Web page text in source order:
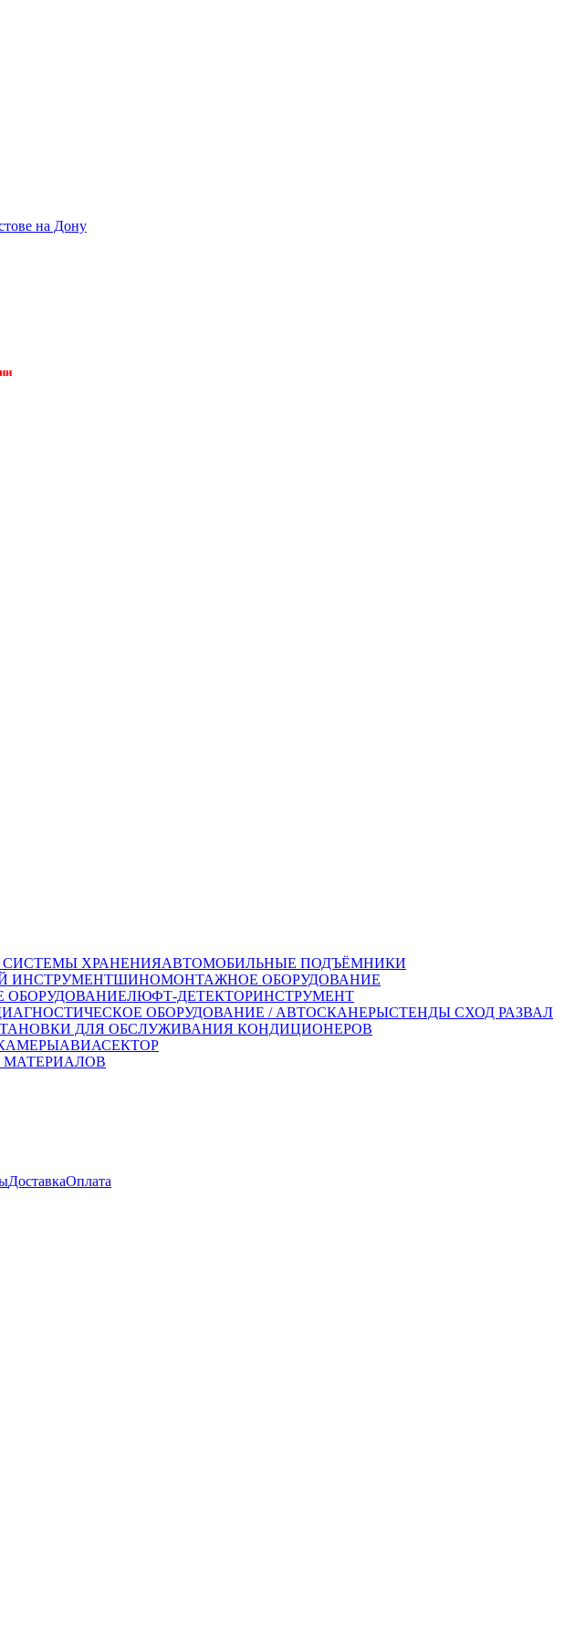
ХРАНЕНИЯАВТОМОБИЛЬНЫЕ ПОДЪЁМНИКИ
ИНСТРУМЕНТШИНОМОНТАЖНОЕ ОБОРУДОВАНИЕ
ОБОРУДОВАНИЕЛЮФТ-ДЕТЕКТОРИНСТРУМЕНТ
ОБОРУДОВАНИЕ / АВТОСКАНЕРЫСТЕНДЫ СХОД РАЗВАЛ
ДЛЯ ОБСЛУЖИВАНИЯ КОНДИЦИОНЕРОВ
АВИАСЕКТОР
МАТЕРИАЛОВ
ДоставкаОплата